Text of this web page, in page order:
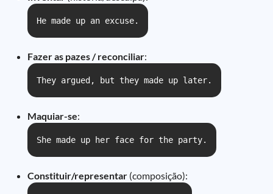
He made up an excuse.
Fazer as pazes / reconciliar:
They argued, but they made up later.
Maquiar-se:
She made up her face for the party.
Constituir/representar (composição):